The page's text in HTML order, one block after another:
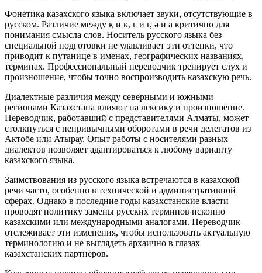
Фонетика казахского языка включает звуки, отсутствующие в
русском. Различие между қ и к, ғ и г, ә и а критично для
понимания смысла слов. Носитель русского языка без
специальной подготовки не улавливает эти оттенки, что
приводит к путанице в именах, географических названиях,
терминах. Профессиональный переводчик тренирует слух и
произношение, чтобы точно воспроизводить казахскую речь.
Диалектные различия между северными и южными
регионами Казахстана влияют на лексику и произношение.
Переводчик, работавший с представителями Алматы, может
столкнуться с непривычными оборотами в речи делегатов из
Актобе или Атырау. Опыт работы с носителями разных
диалектов позволяет адаптироваться к любому варианту
казахского языка.
Заимствования из русского языка встречаются в казахской
речи часто, особенно в технической и административной
сферах. Однако в последние годы казахстанские власти
проводят политику замены русских терминов исконно
казахскими или международными аналогами. Переводчик
отслеживает эти изменения, чтобы использовать актуальную
терминологию и не выглядеть архаично в глазах
казахстанских партнёров.